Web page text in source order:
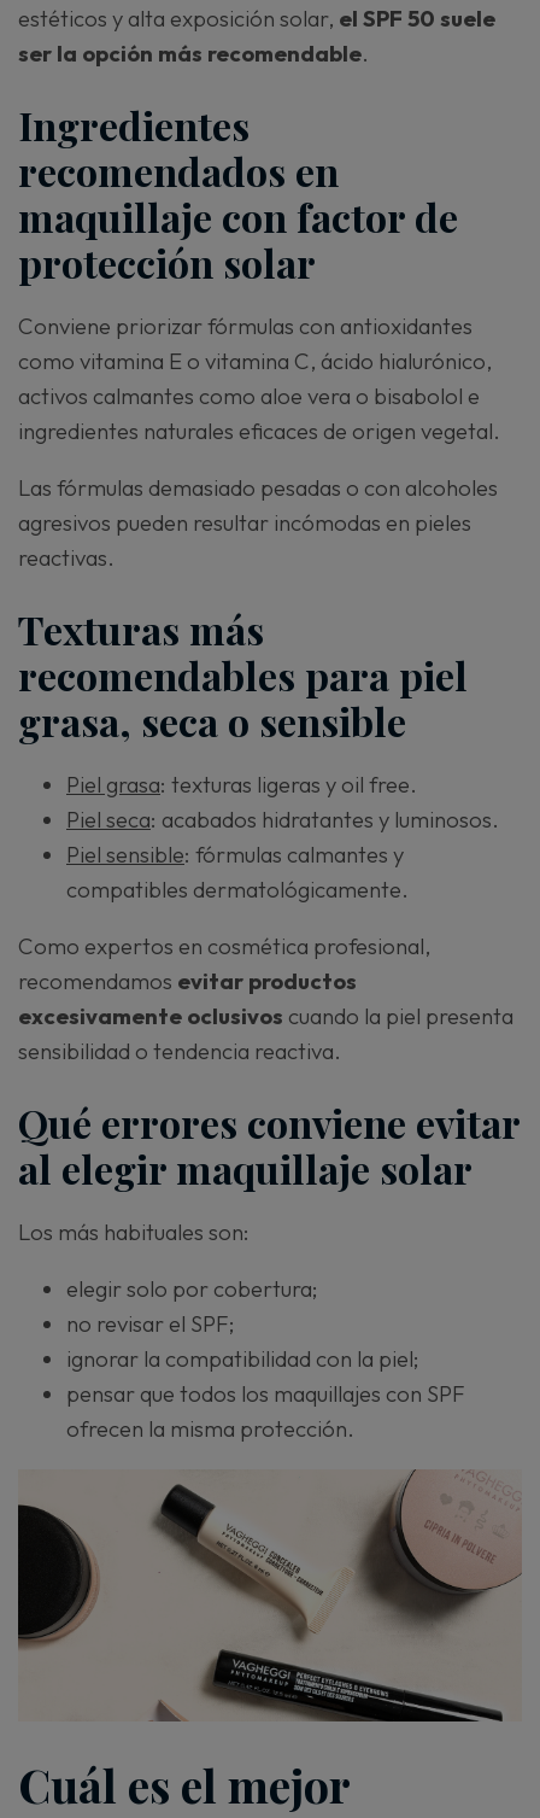
estéticos y alta exposición solar, el SPF 50 suele
ser la opción más recomendable.
Ingredientes
recomendados en
maquillaje con factor de
protección solar
Conviene priorizar fórmulas con antioxidantes
como vitamina E o vitamina C, ácido hialurónico,
activos calmantes como aloe vera o bisabolol e
ingredientes naturales eficaces de origen vegetal.
Las fórmulas demasiado pesadas o con alcoholes
agresivos pueden resultar incómodas en pieles
reactivas.
Texturas más
recomendables para piel
grasa, seca o sensible
Piel grasa: texturas ligeras y oil free.
Piel seca: acabados hidratantes y luminosos.
Piel sensible: fórmulas calmantes y
compatibles dermatológicamente.
Como expertos en cosmética profesional,
recomendamos evitar productos
excesivamente oclusivos cuando la piel presenta
sensibilidad o tendencia reactiva.
Qué errores conviene evitar
al elegir maquillaje solar
Los más habituales son:
elegir solo por cobertura;
no revisar el SPF;
ignorar la compatibilidad con la piel;
pensar que todos los maquillajes con SPF
ofrecen la misma protección.
Cuál es el mejor